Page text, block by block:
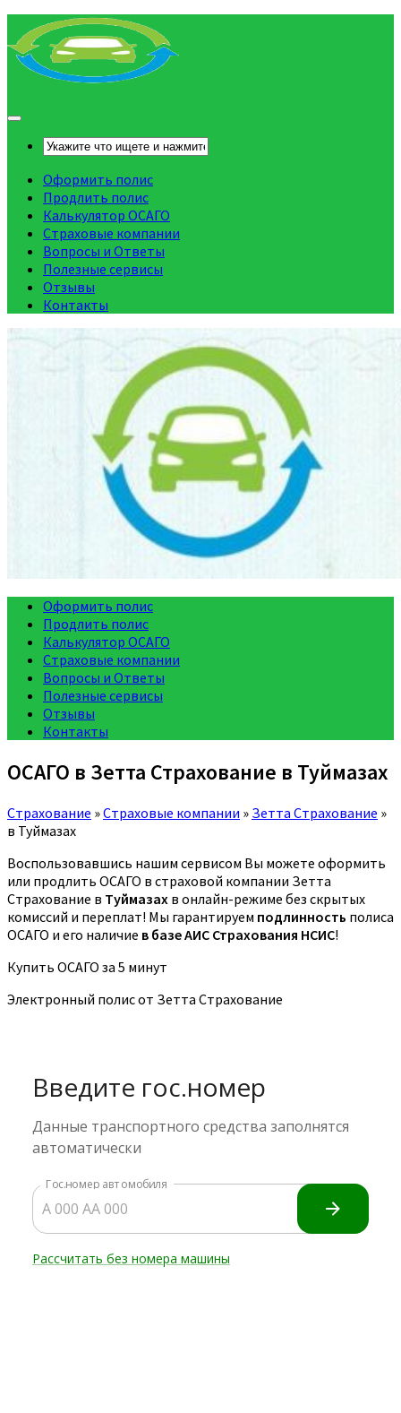
Оформить полис
Продлить полис
Калькулятор ОСАГО
Страховые компании
Вопросы и Ответы
Полезные сервисы
Отзывы
Контакты
Оформить полис
Продлить полис
Калькулятор ОСАГО
Страховые компании
Вопросы и Ответы
Полезные сервисы
Отзывы
Контакты
ОСАГО в Зетта Страхование в Туймазах
Страхование »Страховые компании » Зетта Страхование »
в Туймазах
Воспользовавшись нашим сервисом Вы можете оформить
или продлить ОСАГО в страховой компании Зетта
Страхование в Туймазах в онлайн-режиме без скрытых
комиссий и переплат! Мы гарантируем подлинность полиса
ОСАГО и его наличие в базе АИС Страхования НСИС!
Купить ОСАГО за 5 минут
Электронный полис от Зетта Страхование